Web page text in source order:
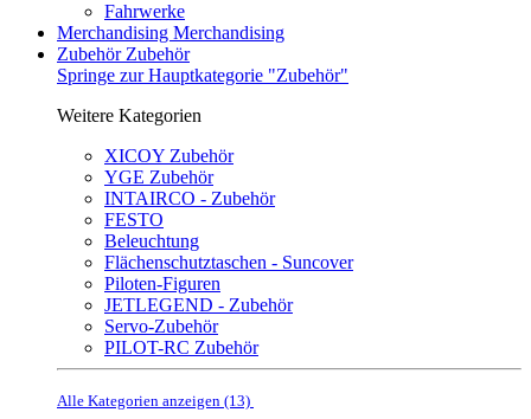
Fahrwerke
Merchandising Merchandising
Zubehör Zubehör
Springe zur Hauptkategorie "Zubehör"
Weitere Kategorien
XICOY Zubehör
YGE Zubehör
INTAIRCO - Zubehör
FESTO
Beleuchtung
Flächenschutztaschen - Suncover
Piloten-Figuren
JETLEGEND - Zubehör
Servo-Zubehör
PILOT-RC Zubehör
Alle Kategorien anzeigen (13)